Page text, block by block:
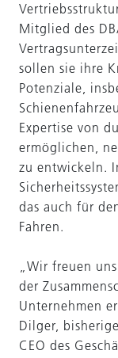
Mitglied des
sollen sie ihre
Potenziale,
Expertise von
ermöglichen,
zu entwickeln.
das auch für
Fahren.
„Wir freuen
der
Unternehmen
Dilger,
CEO des